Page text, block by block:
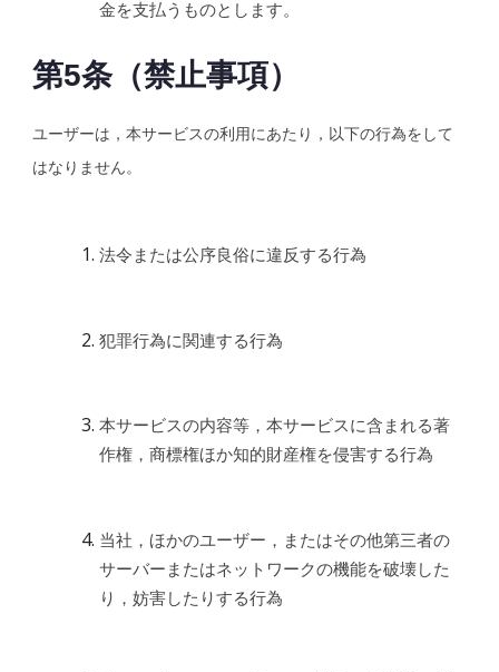
金を支払うものとします。
第5条（禁止事項）
ユーザーは，本サービスの利用にあたり，以下の行為をして
はなりません。
法令または公序良俗に違反する行為
犯罪行為に関連する行為
本サービスの内容等，本サービスに含まれる著
作権，商標権ほか知的財産権を侵害する行為
当社，ほかのユーザー，またはその他第三者の
サーバーまたはネットワークの機能を破壊した
り，妨害したりする行為